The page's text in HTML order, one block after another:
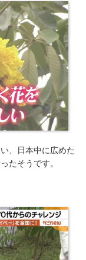
、日本中に広めた
たそうです。